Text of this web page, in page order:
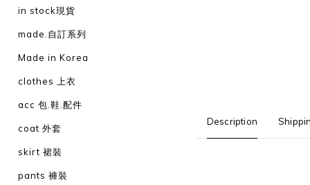
in stock現貨
made.自訂系列
Made in Korea
clothes 上衣
acc 包.鞋.配件
coat 外套
skirt 裙裝
pants 褲裝
Description